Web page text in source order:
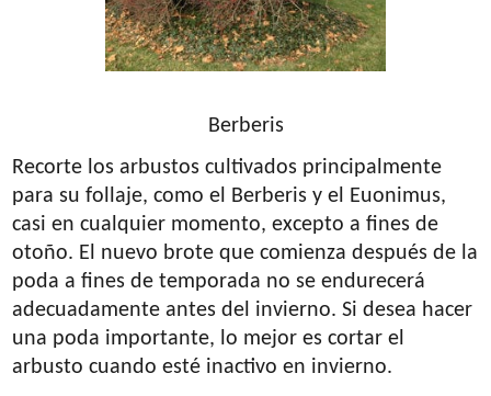
Berberis
Recorte los arbustos cultivados principalmente
para su follaje, como el Berberis y el Euonimus,
casi en cualquier momento, excepto a fines de
otoño. El nuevo brote que comienza después de la
poda a fines de temporada no se endurecerá
adecuadamente antes del invierno. Si desea hacer
una poda importante, lo mejor es cortar el
arbusto cuando esté inactivo en invierno.